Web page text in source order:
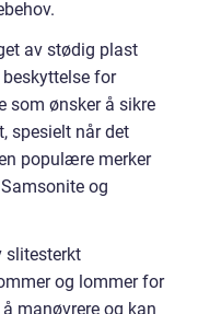
av stødig plast
for
som ønsker å sikre
spesielt når det
populære merker
og
slitesterkt
og lommer for
manøvrere og kan